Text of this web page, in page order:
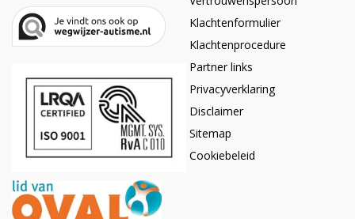
Klachtenformulier
Klachtenprocedure
Partner links
Privacyverklaring
Disclaimer
Sitemap
Cookiebeleid